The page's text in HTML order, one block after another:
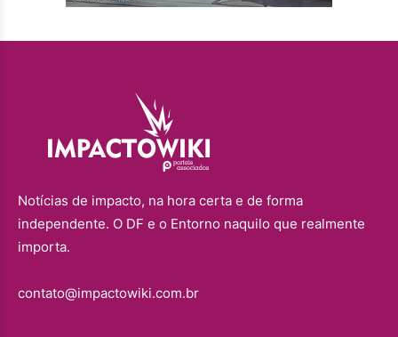
Notícias de impacto, na hora certa e de forma
independente. O DF e o Entorno naquilo que realmente
importa.
contato@impactowiki.com.br